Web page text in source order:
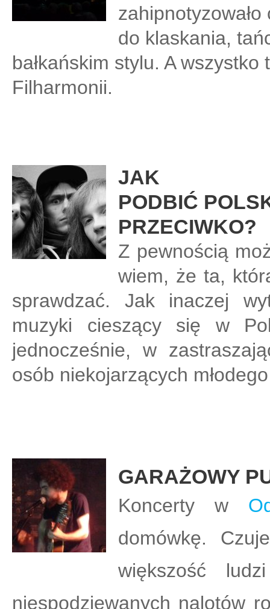
do klaskania,
bałkańskim stylu. A
Filharmonii.
JAK
PODBIĆ
PRZECIWKO?
Z pewnością
wiem, że ta,
sprawdzać. Jak inaczej
muzyki cieszący się w
jednocześnie, w
osób niekojarzących
GARAŻOWY
Koncerty w
domówkę.
większość
niespodziewanych nalotów